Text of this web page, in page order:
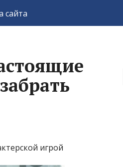
сайта
игрой